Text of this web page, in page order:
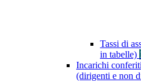
Tassi di
in tabelle)
Incarichi
(dirigenti e non